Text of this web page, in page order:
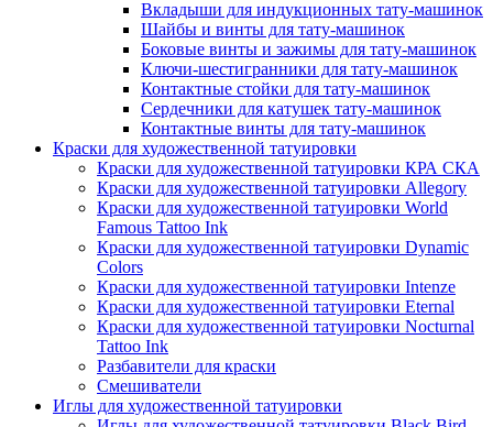
Вкладыши для индукционных тату-машинок
Шайбы и винты для тату-машинок
Боковые винты и зажимы для тату-машинок
Ключи-шестигранники для тату-машинок
Контактные стойки для тату-машинок
Сердечники для катушек тату-машинок
Контактные винты для тату-машинок
Краски для художественной татуировки
Краски для художественной татуировки КРА СКА
Краски для художественной татуировки Allegory
Краски для художественной татуировки World
Famous Tattoo Ink
Краски для художественной татуировки Dynamic
Colors
Краски для художественной татуировки Intenze
Краски для художественной татуировки Eternal
Краски для художественной татуировки Nocturnal
Tattoo Ink
Разбавители для краски
Смешиватели
Иглы для художественной татуировки